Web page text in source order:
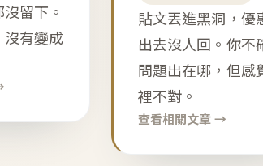
留下。
有變成
貼文丟進黑洞，優
出去沒人回。你不
問題出在哪，但感
裡不對。
查看相關文章 →